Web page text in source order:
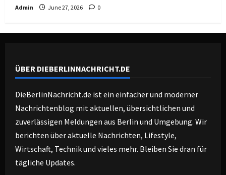
Admin June 27, 2026 0
ÜBER DIEBERLINNACHRICHT.DE
DieBerlinNachricht.de ist ein einfacher und moderner
Nachrichtenblog mit aktuellen, übersichtlichen und
zuverlässigen Meldungen aus Berlin und Umgebung. Wir
berichten über aktuelle Nachrichten, Lifestyle,
Wirtschaft, Technik und vieles mehr. Bleiben Sie dran für
tägliche Updates.